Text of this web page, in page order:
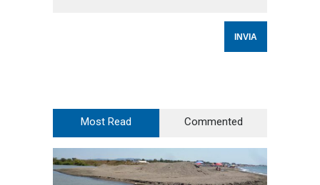
Most Read Commented